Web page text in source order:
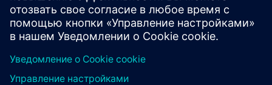
панелью управления энергией и вентиляцией, ...
Узнайте больше